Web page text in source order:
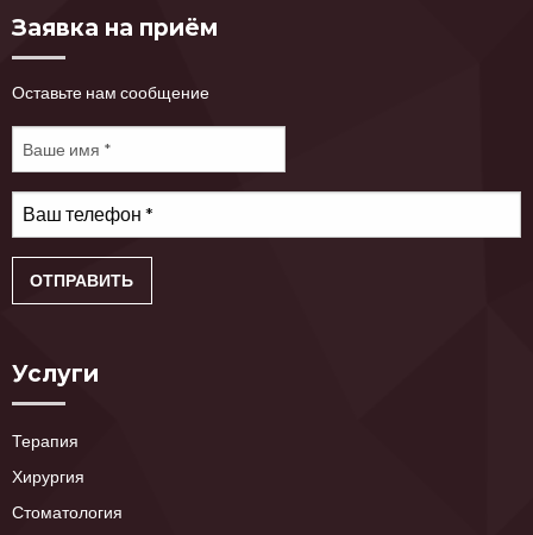
Заявка на приём
Оставьте нам сообщение
Услуги
Терапия
Хирургия
Стоматология